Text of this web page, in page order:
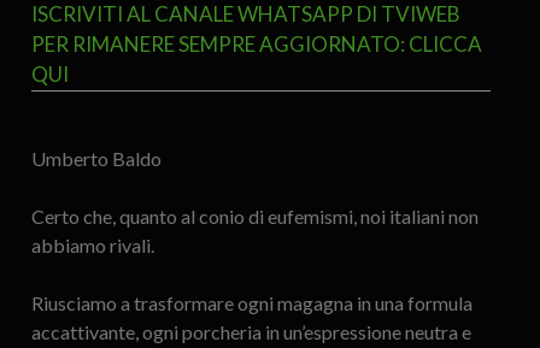
ISCRIVITI AL CANALE WHATSAPP DI TVIWEB
PER RIMANERE SEMPRE AGGIORNATO: CLICCA
QUI
Umberto Baldo
Certo che, quanto al conio di eufemismi, noi italiani non
abbiamo rivali.
Riusciamo a trasformare ogni magagna in una formula
accattivante, ogni porcheria in un’espressione neutra e